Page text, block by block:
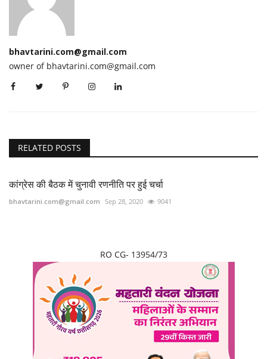
bhavtarini.com@gmail.com
owner of bhavtarini.com@gmail.com
RELATED POSTS
कांग्रेस की बैठक में चुनावी रणनीति पर हुई चर्चा
bhavtarini.com@gmail.com Sep 28, 2020 9041
RO CG- 13954/73